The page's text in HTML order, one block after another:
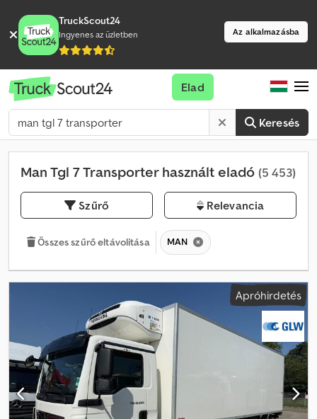
TruckScout24
Ingyenes az üzletben Az alkalmazásba
Keresés
Elad
Man Tgl 7 Transporter használt eladó (5 453)
Szűrő Relevancia
Összes szűrő eltávolítása MAN
Apróhirdetés